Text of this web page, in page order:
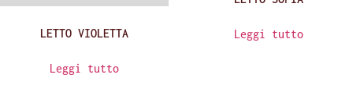
LETTO VIOLETTA
Leggi tutto
Leggi tutto